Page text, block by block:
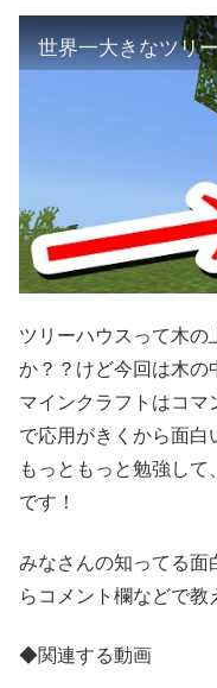
世界一大きなツリ
ツリーハウスって木の
か？？けど今回は木の
マインクラフトはコマ
で応用がきくから面白
もっともっと勉強し
です！
みなさんの知ってる面
らコメント欄などで教
◆関連する動画